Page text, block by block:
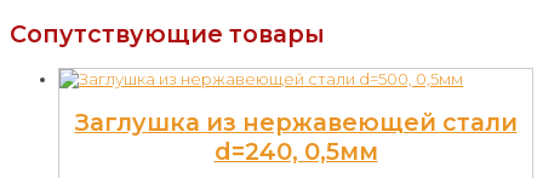
Сопутствующие товары
Заглушка из нержавеющей стали
d=240, 0,5мм